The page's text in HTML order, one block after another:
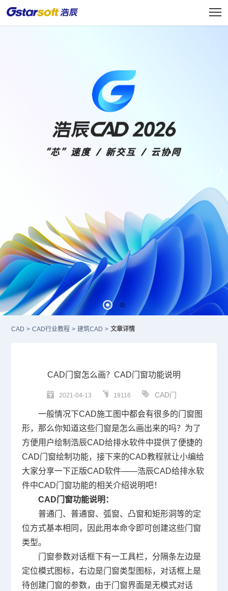
CAD > CAD行业教程 > 建筑CAD > 文章详情
CAD门窗怎么画？CAD门窗功能说明
2021-04-13 19116 CAD门
一般情况下CAD施工图 中都会有很多的门窗图
形，那么你知道这些门窗是怎么画出来的吗？为了
方便用户绘制浩辰CAD给排水软件中提供了便捷的
CAD门窗绘制功能，接下来的CAD教程就让小编给
大家分享一下正版CAD软件——浩辰CAD给排水软
件中CAD门窗功能的相关介绍说明吧！
CAD门窗功能说明：
普通门、普通窗、弧窗、凸窗和矩形洞等的定
位方式基本相同，因此用本命令即可创建这些门窗
类型。
门窗参数对话框下有一工具栏，分隔条左边是
定位模式图标，右边是门窗类型图标，对话框上是
待创建门窗的参数，由于门窗界面是无模式对话